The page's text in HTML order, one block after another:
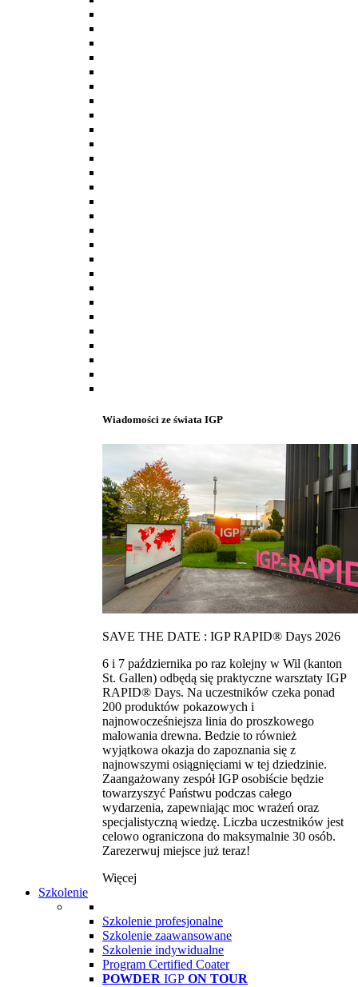
Wiadomości ze świata IGP
SAVE THE DATE : IGP RAPID® Days 2026
6 i 7 października po raz kolejny w Wil (kanton
St. Gallen) odbędą się praktyczne warsztaty IGP
RAPID® Days. Na uczestników czeka ponad
200 produktów pokazowych i
najnowocześniejsza linia do proszkowego
malowania drewna. Bedzie to również
wyjątkowa okazja do zapoznania się z
najnowszymi osiągnięciami w tej dziedzinie.
Zaangażowany zespół IGP osobiście będzie
towarzyszyć Państwu podczas całego
wydarzenia, zapewniając moc wrażeń oraz
specjalistyczną wiedzę. Liczba uczestników jest
celowo ograniczona do maksymalnie 30 osób.
Zarezerwuj miejsce już teraz!
Więcej
Szkolenie
Szkolenie profesjonalne
Szkolenie zaawansowane
Szkolenie indywidualne
Program Certified Coater
POWDER IGP ON TOUR